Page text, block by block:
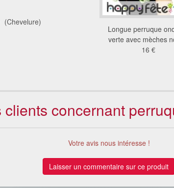
(Chevelure)
perruque ondulée
Longue perruque
verte avec mèches
16 €
clients concernant
Votre avis nous intéresse !
Laisser un commentaire sur ce produit